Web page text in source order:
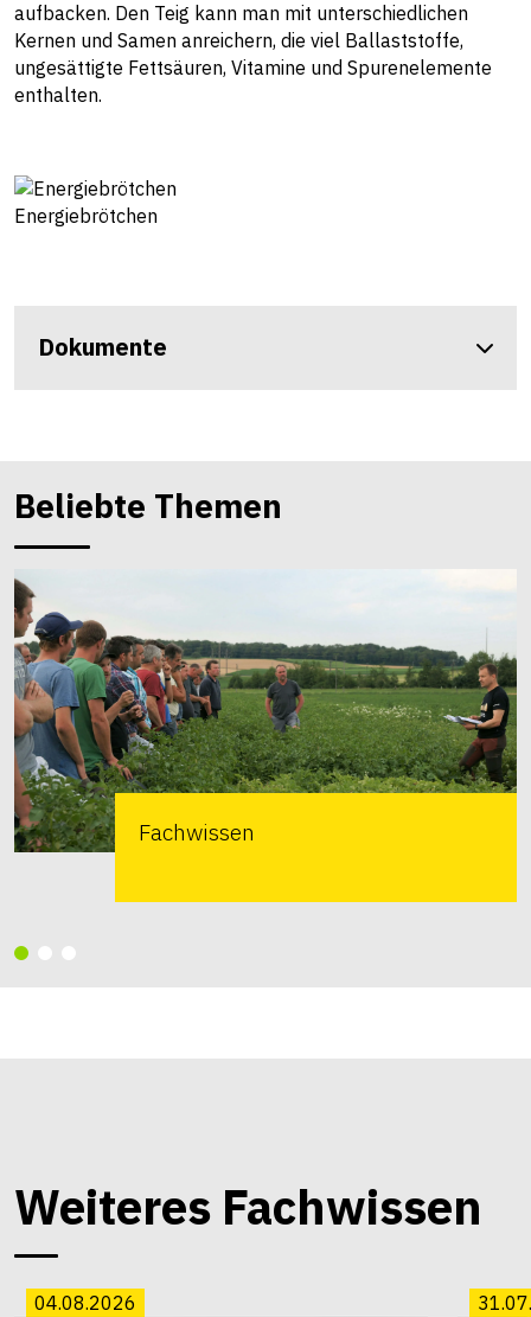
aufbacken. Den Teig kann man mit unterschiedlichen
Kernen und Samen anreichern, die viel Ballaststoffe,
ungesättigte Fettsäuren, Vitamine und Spurenelemente
enthalten.
Energiebrötchen
Dokumente
Beliebte Themen
Fachwissen
Weiteres Fachwissen
04.08.2026